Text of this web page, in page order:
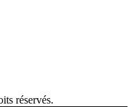
réservés.